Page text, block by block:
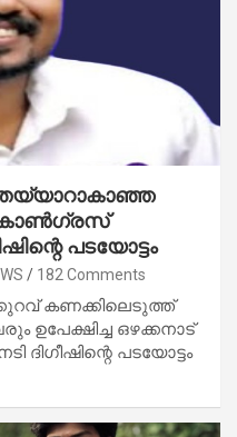
കോൺഗ്രസ്
പടയോട്ടം
182 Comments
കണക്കിലെടുത്ത്
ഒഴക്കനാട്
ദിഗീഷിന്റെ പടയോട്ടം